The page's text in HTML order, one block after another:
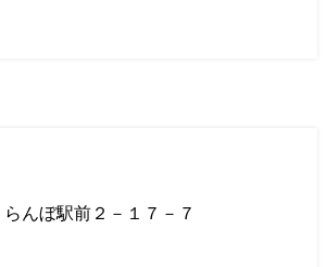
んぼ駅前２－１７－７